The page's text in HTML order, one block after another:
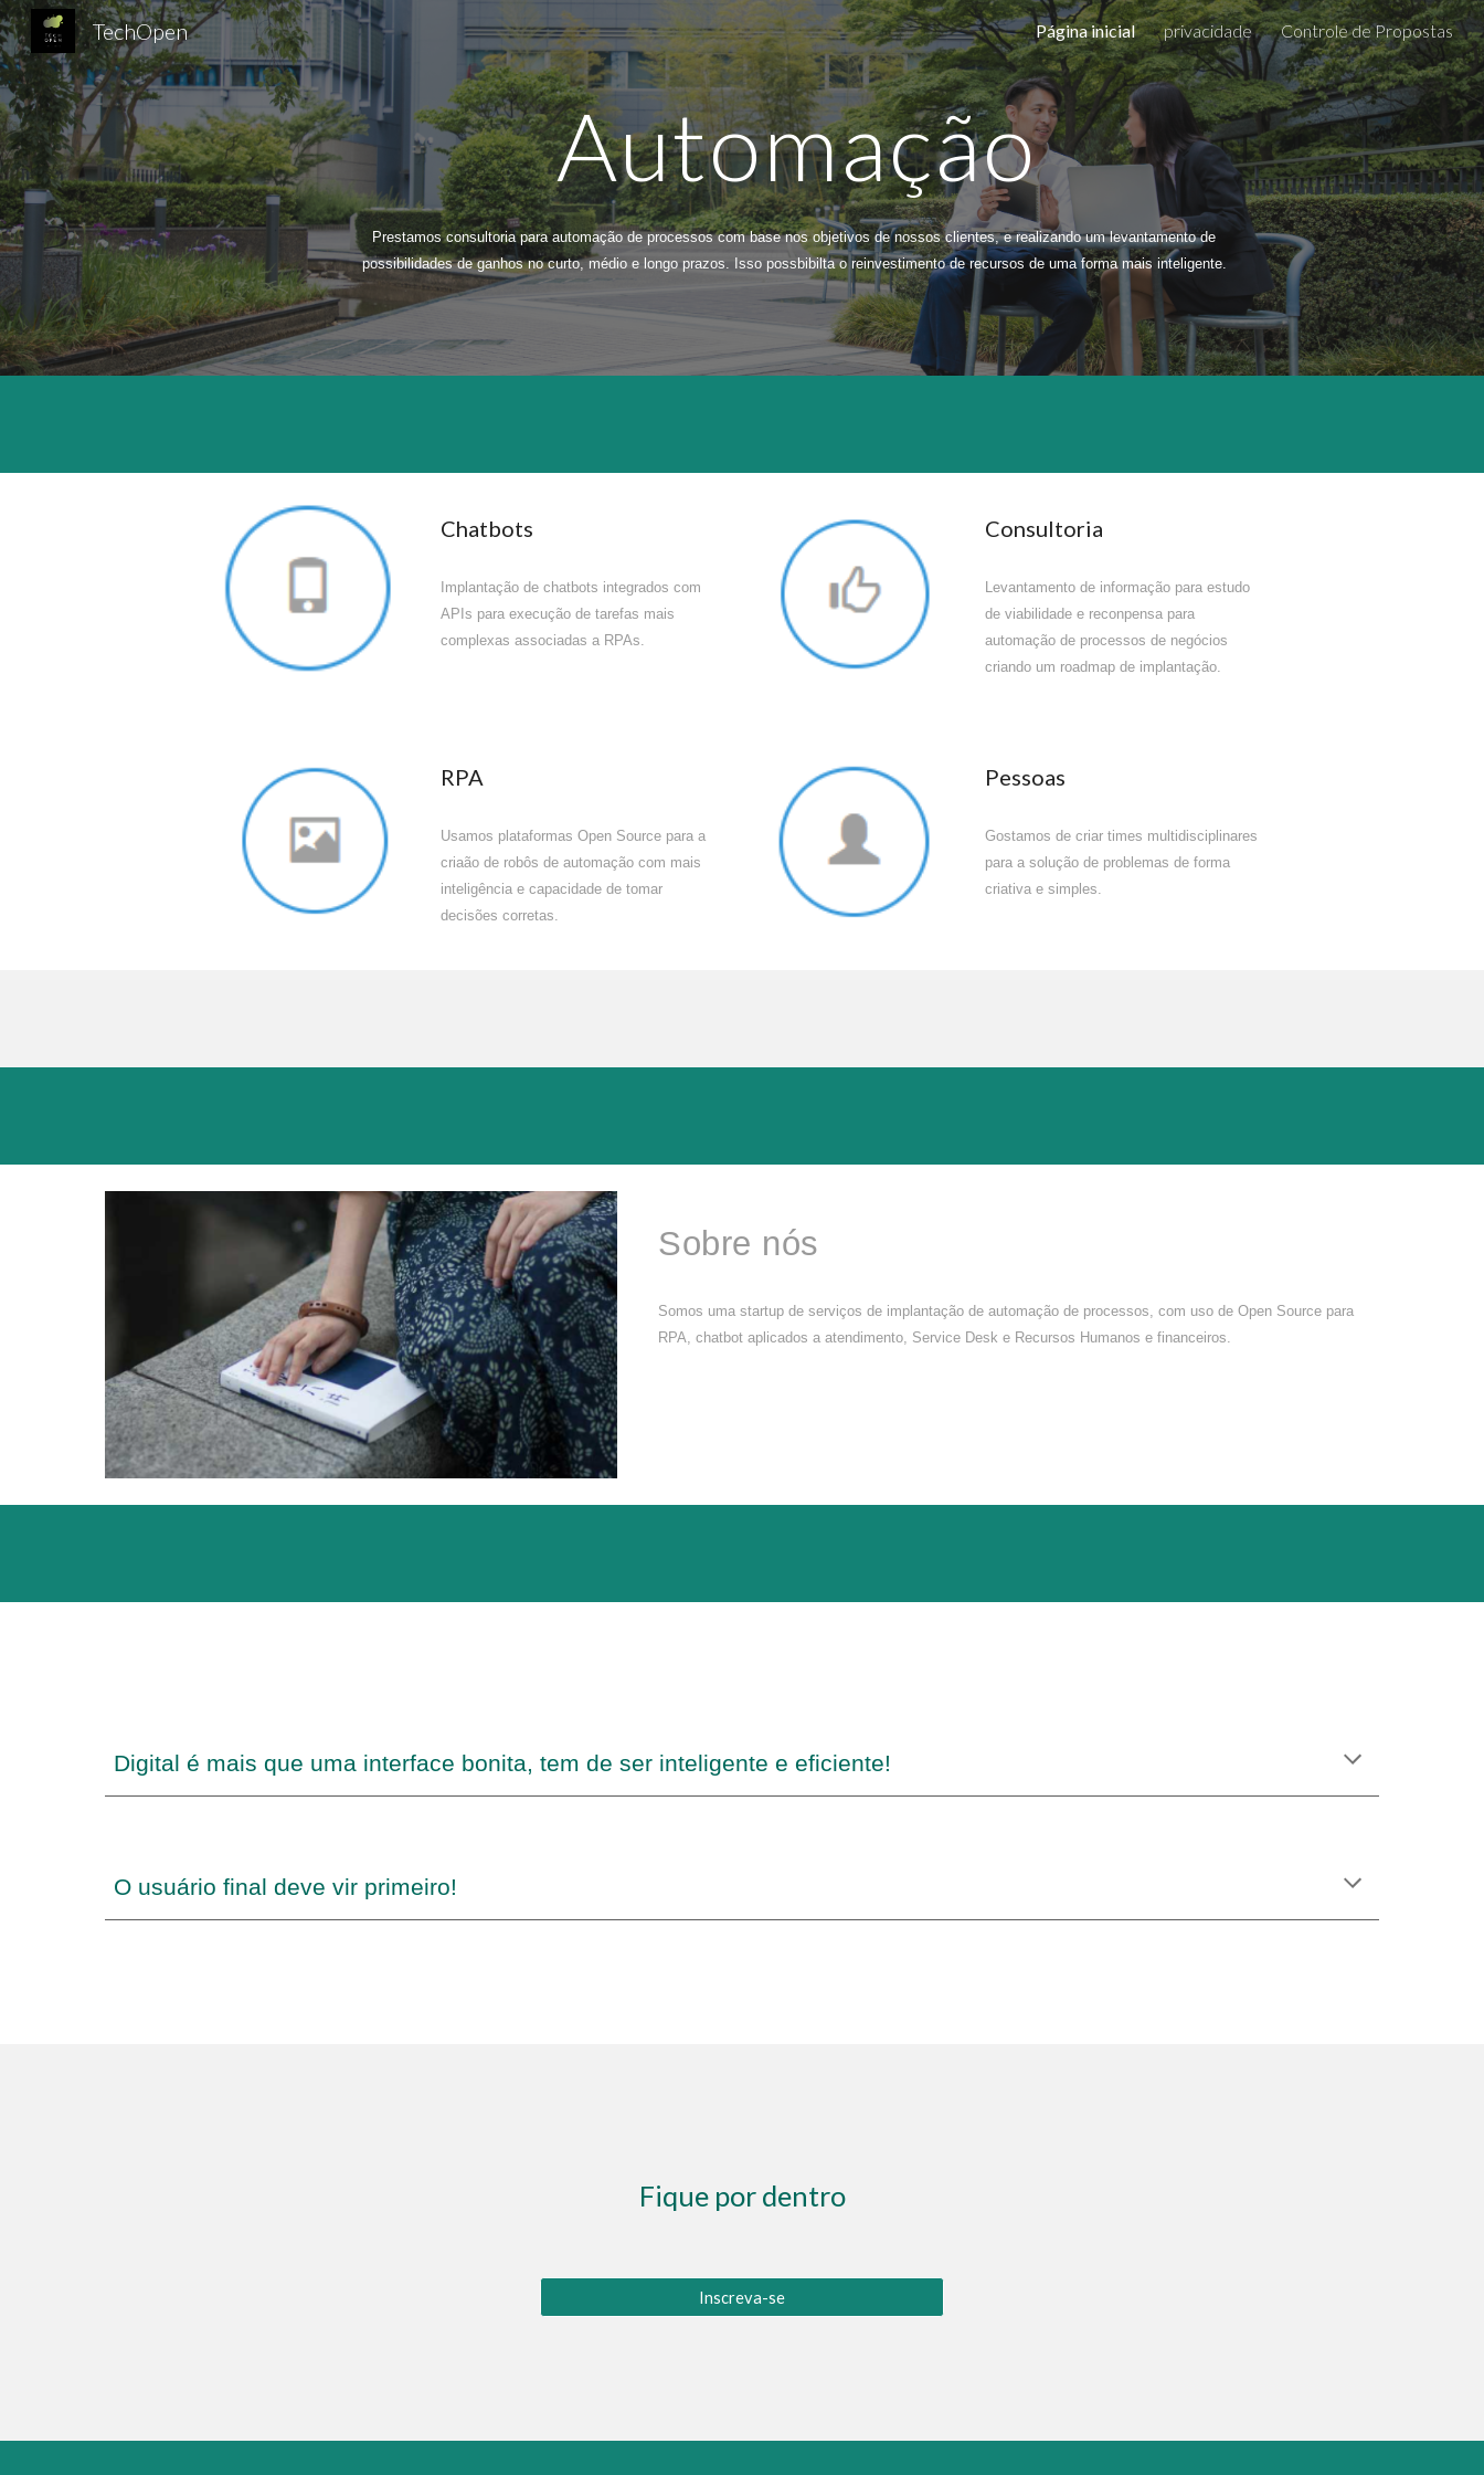
Skip to main content Skip to navigation
TechOpen Página inicial privacidade Controle de Propostas
Automação
Prestamos consultoria para automação de processos com base nos objetivos de nossos clientes, e realizando um levantamento de
possibilidades de ganhos no curto, médio e longo prazos. Isso possbibilta o reinvestimento de recursos de uma forma mais inteligente.
Chatbots
Implantação de chatbots integrados com
APIs para execução de tarefas mais
complexas associadas a RPAs.
Consultoria
Levantamento de informação para estudo
de viabilidade e reconpensa para
automação de processos de negócios
criando um roadmap de implantação.
RPA
Usamos plataformas Open Source para a
criaão de robôs de automação com mais
inteligência e capacidade de tomar
decisões corretas.
Pessoas
Gostamos de criar times multidisciplinares
para a solução de problemas de forma
criativa e simples.
Sobre nós
Somos uma startup de serviços de implantação de automação de processos, com uso de Open Source para
RPA, chatbot aplicados a atendimento, Service Desk e Recursos Humanos e financeiros.
Digital é mais que uma interface bonita, tem de ser inteligente e eficiente!
O usuário final deve vir primeiro!
Fique por dentro
Inscreva-se